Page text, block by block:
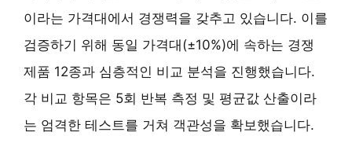
이라는 가격대에서 경쟁력을 갖추고 있습니다. 이를
검증하기 위해 동일 가격대(±10%)에 속하는 경쟁
제품 12종과 심층적인 비교 분석을 진행했습니다.
각 비교 항목은 5회 반복 측정 및 평균값 산출이라
는 엄격한 테스트를 거쳐 객관성을 확보했습니다.